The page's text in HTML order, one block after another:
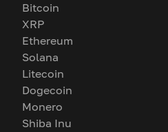
Bitcoin
XRP
Ethereum
Solana
Litecoin
Dogecoin
Monero
Shiba Inu